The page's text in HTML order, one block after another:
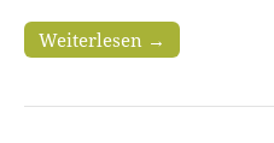
Weiterlesen →